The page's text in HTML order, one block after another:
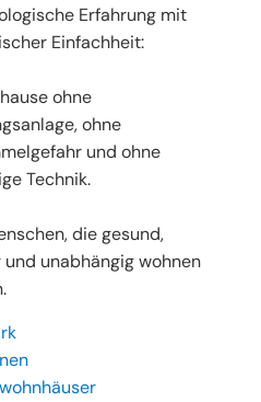
Erfahrung mit
Einfachheit:
ohne
ohne
und ohne
Technik.
die gesund,
unabhängig wohnen